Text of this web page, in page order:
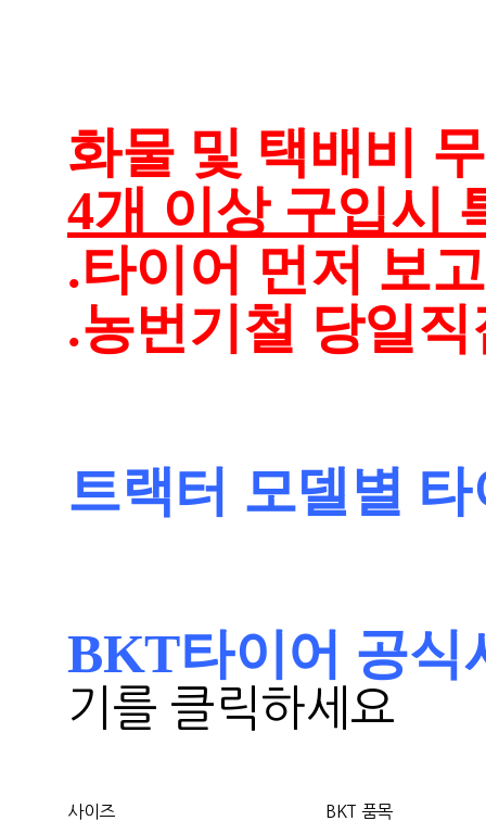
화물 및 택배비
4개 이상 구입시
.타이어 먼저 보
.농번기철 당일
트랙터 모델별
BKT타이어 공식
기를 클릭하세요
사이즈 BKT 품목